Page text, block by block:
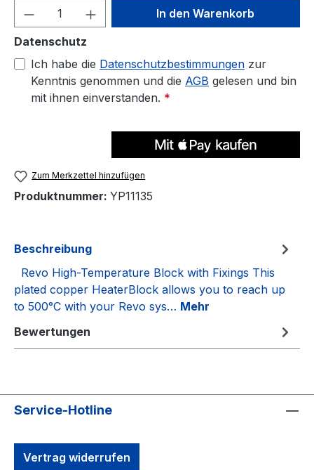
Produkt Anzahl: Gib denIn den Warenkorb
Datenschutz
Ich habe die Datenschutzbestimmungen zur
Kenntnis genommen und die AGB gelesen und bin
mit ihnen einverstanden. *
Zum Merkzettel hinzufügen
Produktnummer: YP11135
Beschreibung
Revo High-Temperature Block with Fixings This
plated copper HeaterBlock allows you to reach up
to 500°C with your Revo sys… Mehr
Bewertungen
Service-Hotline
Vertrag widerrufen